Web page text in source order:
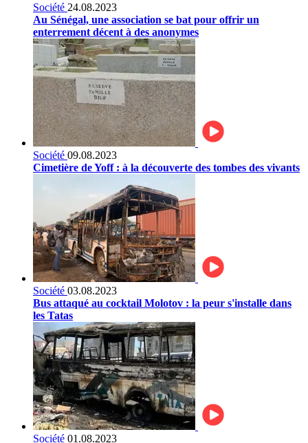
Société 24.08.2023
Au Sénégal, une association se bat pour offrir un
enterrement décent à des anonymes
Société 09.08.2023
Cimetière de Yoff : à la découverte des tombes des vivants
Société 03.08.2023
Bus attaqué au cocktail Molotov : la peur s'installe dans
les Tatas
Société 01.08.2023